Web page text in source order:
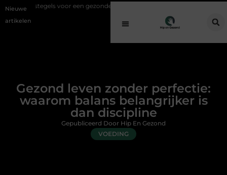
Nieuwe
artikelen
een gezonde buitenplek Sfeer en comfort zonder gedoe met
Gezond leven zonder perfectie:
waarom balans belangrijker is
dan discipline
VOEDING
Gepubliceerd Door Hip En Gezond